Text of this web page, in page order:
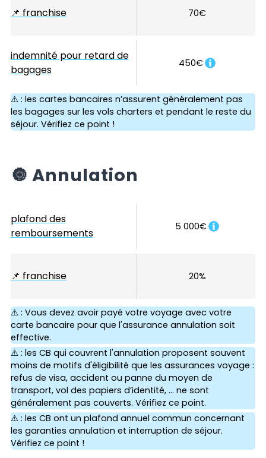
📌 franchise 70€
indemnité pour retard de
bagages
450€
⚠️ : les cartes bancaires n’assurent généralement pas
les bagages sur les vols charters et pendant le reste du
séjour. Vérifiez ce point !
🔘 Annulation
plafond des
remboursements
5 000€
📌 franchise 20%
⚠️ : Vous devez avoir payé votre voyage avec votre
carte bancaire pour que l'assurance annulation soit
effective.
⚠️ : les CB qui couvrent l'annulation proposent souvent
moins de motifs d'éligibilité que les assurances voyage :
refus de visa, accident ou panne du moyen de
transport, vol des papiers d’identité, ... ne sont
généralement pas couverts. Vérifiez ce point.
⚠️ : les CB ont un plafond annuel commun concernant
les garanties annulation et interruption de séjour.
Vérifiez ce point !